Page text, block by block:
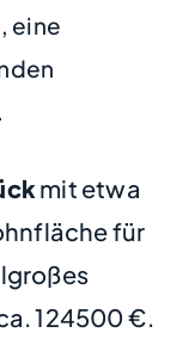
eine
mit etwa
für
124500 €.